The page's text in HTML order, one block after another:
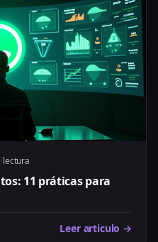
lectura
11 práticas para
Leer articulo →